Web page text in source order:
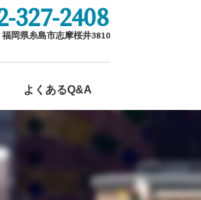
327-2408
よくあるQ&A